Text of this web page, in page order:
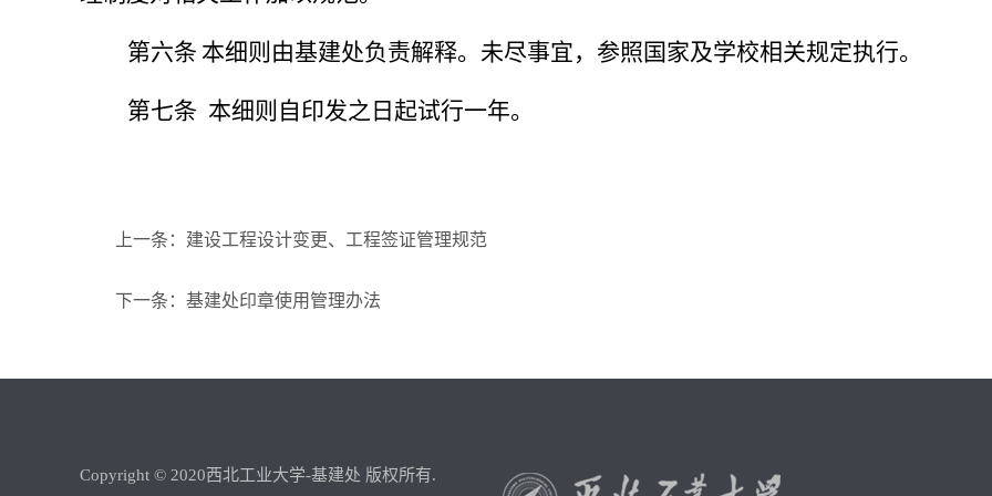
第六条 本细则由基建处负责解释。未尽事宜，参照国家及学校相关规定执行。
第七条 本细则自印发之日起试行一年。
上一条：建设工程设计变更、工程签证管理规范
下一条：基建处印章使用管理办法
Copyright © 2020西北工业大学-基建处 版权所有.